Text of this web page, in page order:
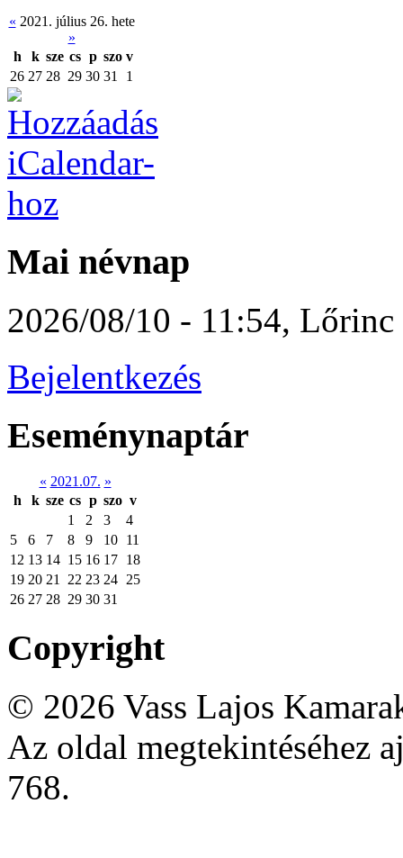
« 2021. július 26. hete
»
h
k sze cs p szo v
26 27 28 29 30 31 1
Mai névnap
2026/08/10 - 11:54, Lőrinc
Bejelentkezés
Eseménynaptár
« 2021.07. »
h
k sze cs p szo v
1
2 3
4
5
6 7 8 9 10 11
12 13 14 15 16 17 18
19 20 21 22 23 24 25
26 27 28 29 30 31
Copyright
© 2026 Vass Lajos
Az oldal megtekintéséhez
768.